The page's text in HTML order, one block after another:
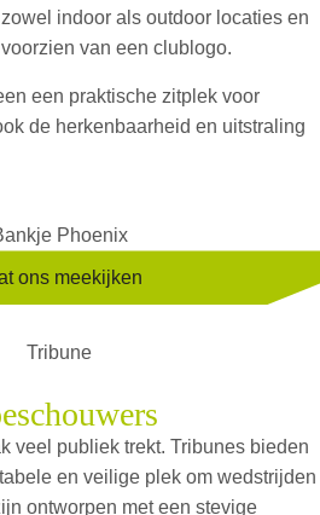
indoor als outdoor locaties en
van een clublogo.
een praktische zitplek voor
de herkenbaarheid en uitstraling
ons meekijken
veel publiek trekt. Tribunes bieden
en veilige plek om wedstrijden
ontworpen met een stevige